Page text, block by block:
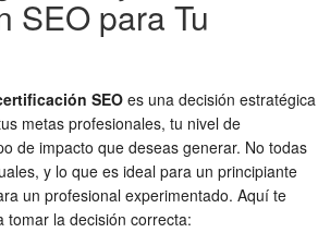
SEO para Tu
SEO es una decisión estratégica
metas profesionales, tu nivel de
de impacto que deseas generar. No todas
y lo que es ideal para un principiante
un profesional experimentado. Aquí te
la decisión correcta: